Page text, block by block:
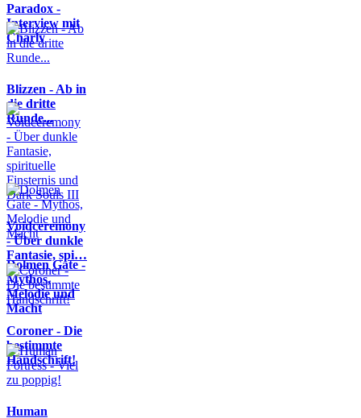
Paradox -
Interview mit
Charly
Blizzen - Ab in
die dritte
Runde...
Voidceremony
- Über dunkle
Fantasie, spi…
Dolmen Gate -
Mythos,
Melodie und
Macht
Coroner - Die
bestimmte
Handschrift!
Human